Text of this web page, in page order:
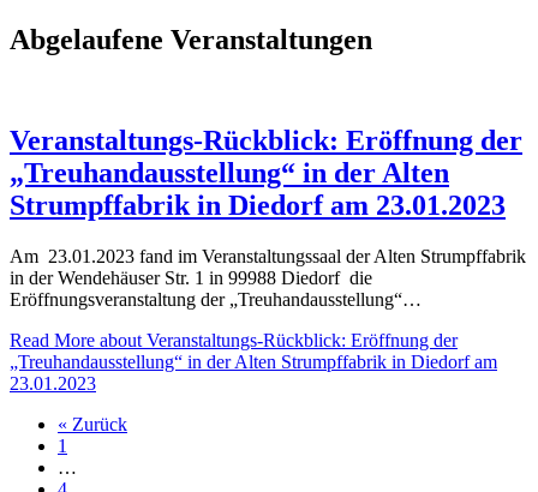
Abgelaufene Veranstaltungen
Veranstaltungs-Rückblick: Eröffnung der
„Treuhandausstellung“ in der Alten
Strumpffabrik in Diedorf am 23.01.2023
Am 23.01.2023 fand im Veranstaltungssaal der Alten Strumpffabrik
in der Wendehäuser Str. 1 in 99988 Diedorf die
Eröffnungsveranstaltung der „Treuhandausstellung“…
Read More about Veranstaltungs-Rückblick: Eröffnung der
„Treuhandausstellung“ in der Alten Strumpffabrik in Diedorf am
23.01.2023
« Zurück
1
…